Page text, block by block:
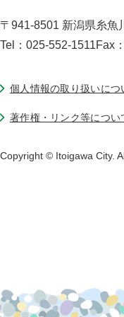
〒941-8501 新潟県糸魚
Tel：025-552-1511Fax
個人情報の取り扱いにつ
著作権・リンク等につい
Copyright © Itoigawa City.